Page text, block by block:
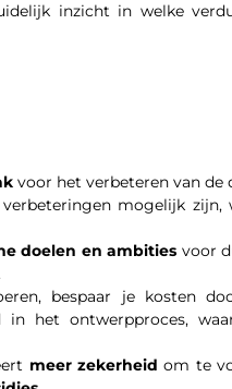
inzicht in welke
voor het verbeteren van de
mogelijk zijn,
doelen en ambities voor
bespaar je kosten
in het ontwerpproces,
meer zekerheid om te